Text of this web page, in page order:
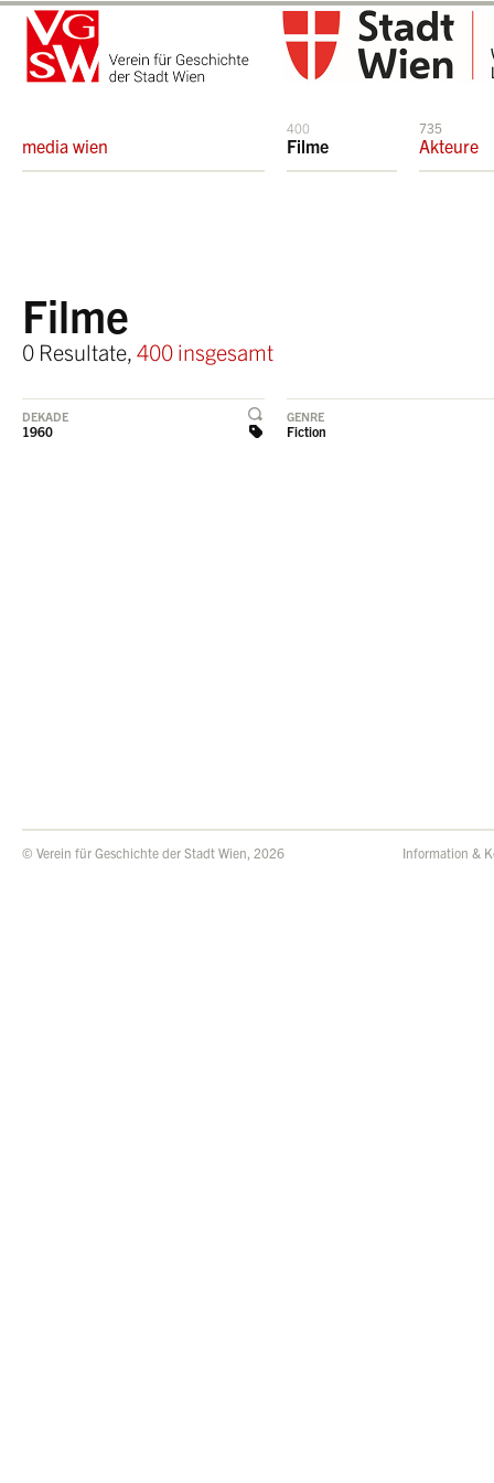
media wien
400
Filme
735
Akteure
Filme
0 Resultate, 400 insgesamt
DEKADE
1960
GENRE
Fiction
© Verein für Geschichte der Stadt Wien, 2026 Information &